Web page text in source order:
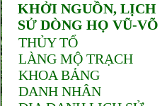
KHỞI NGUỒN, LỊCH
SỬ DÒNG HỌ VŨ-VÕ
THỦY TỔ
LÀNG MỘ TRẠCH
KHOA BẢNG
DANH NHÂN